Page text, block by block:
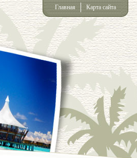
Главная Карта сайта